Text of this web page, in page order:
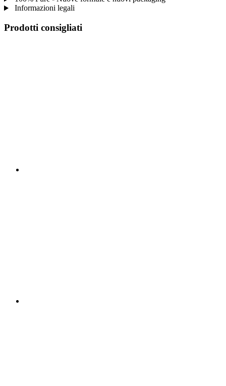
Informazioni legali
Prodotti consigliati